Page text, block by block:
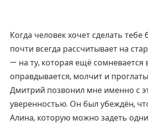
Когда человек хочет сделать тебе
почти всегда рассчитывает на
— на ту, которая ещё сомневается
оправдывается, молчит и
Дмитрий позвонил мне именно с
уверенностью. Он был убеждён,
Алина, которую можно задеть